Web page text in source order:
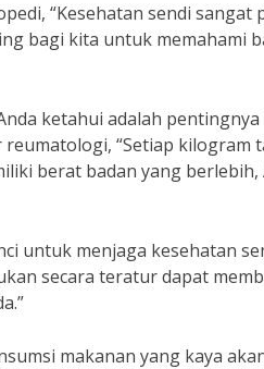
“Kesehatan sendi
bagi kita untuk memahami
ketahui adalah
“Setiap kilogram
berat badan yang
untuk menjaga kesehatan
secara teratur dapat
makanan yang kaya